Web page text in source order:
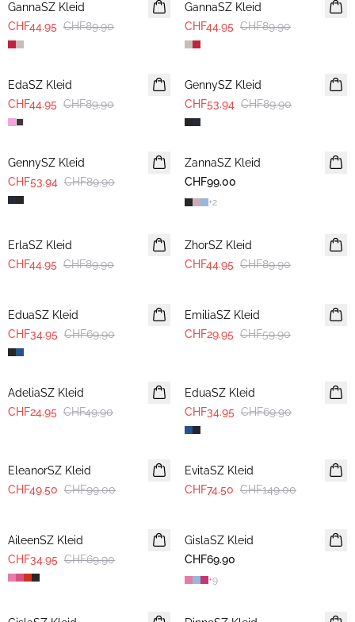
GannaSZ Kleid
CHF44.95 CHF89.90
GannaSZ Kleid
CHF44.95 CHF89.90
-50%
EdaSZ Kleid
CHF44.95 CHF89.90
-40%
GennySZ Kleid
CHF53.94 CHF89.90
-40%
GennySZ Kleid
CHF53.94 CHF89.90
ZannaSZ Kleid
CHF99.00
+2
ErlaSZ Kleid
CHF44.95 CHF89.90
ZhorSZ Kleid
CHF44.95 CHF89.90
EduaSZ Kleid
CHF34.95 CHF69.90
EmiliaSZ Kleid
CHF29.95 CHF59.90
-50%
AdeliaSZ Kleid
CHF24.95 CHF49.90
EduaSZ Kleid
CHF34.95 CHF69.90
EleanorSZ Kleid
CHF49.50 CHF99.00
-50%
EvitaSZ Kleid
CHF74.50 CHF149.00
AileenSZ Kleid
CHF34.95 CHF69.90
GislaSZ Kleid
CHF69.90
+9